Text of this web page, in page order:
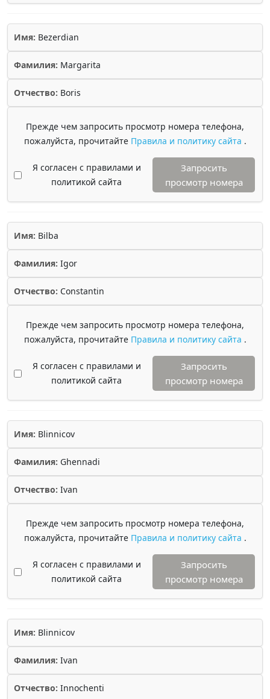
Имя: Bezerdian
Фамилия: Margarita
Отчество: Boris
Прежде чем запросить просмотр номера телефона,
пожалуйста, прочитайте Правила и политику сайта .
Я согласен с правилами и
политикой сайта
Запросить
просмотр номера
Имя: Bilba
Фамилия: Igor
Отчество: Constantin
Прежде чем запросить просмотр номера телефона,
пожалуйста, прочитайте Правила и политику сайта .
Я согласен с правилами и
политикой сайта
Запросить
просмотр номера
Имя: Blinnicov
Фамилия: Ghennadi
Отчество: Ivan
Прежде чем запросить просмотр номера телефона,
пожалуйста, прочитайте Правила и политику сайта .
Я согласен с правилами и
политикой сайта
Запросить
просмотр номера
Имя: Blinnicov
Фамилия: Ivan
Отчество: Innochenti